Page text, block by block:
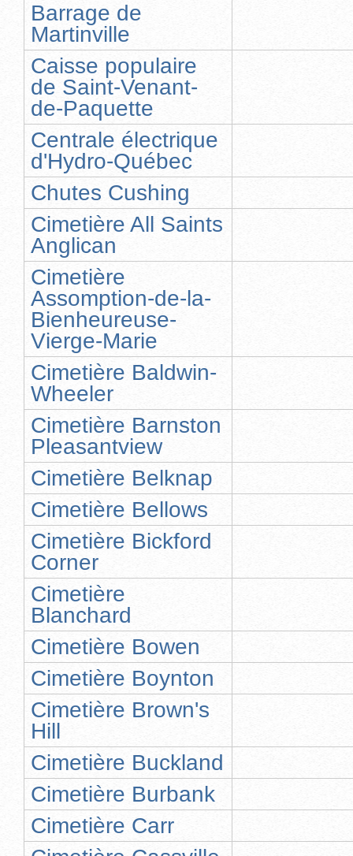
Barrage de
Martinville
Caisse populaire
de Saint-Venant-
de-Paquette
Centrale électrique
d'Hydro-Québec
Chutes Cushing
Cimetière All Saints
Anglican
Cimetière
Assomption-de-la-
Bienheureuse-
Vierge-Marie
Cimetière Baldwin-
Wheeler
Cimetière Barnston
Pleasantview
Cimetière Belknap
Cimetière Bellows
Cimetière Bickford
Corner
Cimetière
Blanchard
Cimetière Bowen
Cimetière Boynton
Cimetière Brown's
Hill
Cimetière Buckland
Cimetière Burbank
Cimetière Carr